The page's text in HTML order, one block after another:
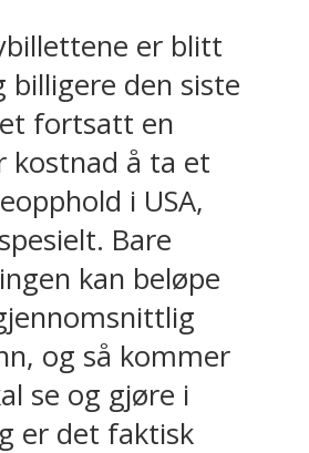
er blitt
billigere den siste
fortsatt en
kostnad å ta et
i USA,
Bare
kan beløpe
og så kommer
se og gjøre i
er det faktisk